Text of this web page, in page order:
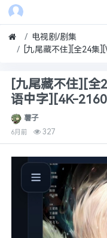
电视剧/剧集
[九尾藏不住][全
语中字][4K-
薯子
6月前 327